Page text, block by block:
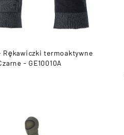
Rękawiczki termoaktywne
- GE10010A